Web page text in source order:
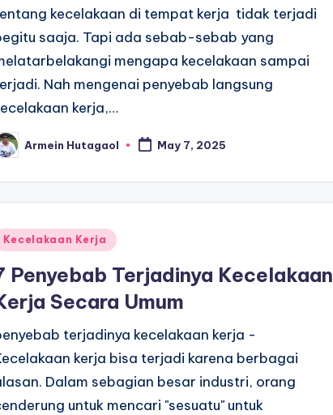
kecelakaan di tempat kerja tidak terjadi
saaja. Tapi ada sebab-sebab yang
mengapa kecelakaan sampai
Nah mengenai penyebab langsung
kerja,…
Armein Hutagaol May 7, 2025
Kecelakaan Kerja
Penyebab Terjadinya Kecelakaan
Secara Umum
terjadinya kecelakaan kerja -
kerja bisa terjadi karena berbagai
Dalam sebagian besar industri, orang
untuk mencari "sesuatu" untuk